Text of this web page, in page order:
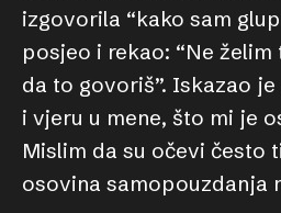
izgovorila “kako sam
posjeo i rekao: “Ne
da to govoriš”. Iskazao
i vjeru u mene, što mi je
Mislim da su očevi često
osovina samopouzdanja